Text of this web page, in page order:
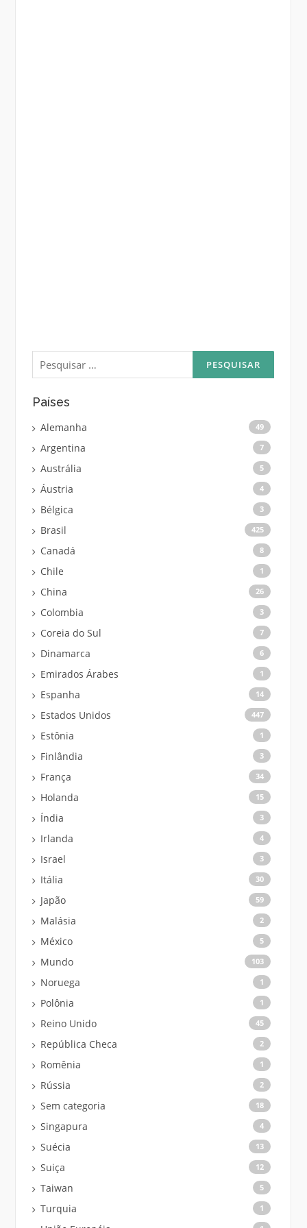
Pesquisar
por:
Países
Alemanha 49
Argentina 7
Austrália 5
Áustria 4
Bélgica 3
Brasil 425
Canadá 8
Chile 1
China 26
Colombia 3
Coreia do Sul 7
Dinamarca 6
Emirados Árabes 1
Espanha 14
Estados Unidos 447
Estônia 1
Finlândia 3
França 34
Holanda 15
Índia 3
Irlanda 4
Israel 3
Itália 30
Japão 59
Malásia 2
México 5
Mundo 103
Noruega 1
Polônia 1
Reino Unido 45
República Checa 2
Romênia 1
Rússia 2
Sem categoria 18
Singapura 4
Suécia 13
Suiça 12
Taiwan 5
Turquia 1